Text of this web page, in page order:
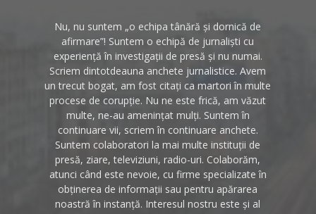
Nu, nu suntem „o echipa tânără și dornică de
afirmare”! Suntem o echipă de jurnaliști cu
experiență în investigații de presă și nu numai.
Scriem dintotdeauna anchete jurnalistice. Avem
un trecut bogat, am fost citați ca martori în multe
procese de corupție. Nu ne este frică, am văzut
multe, ne-au amenințat mulți. Suntem în
continuare vii, scriem în continuare anchete.
Suntem colaboratori la mai multe instituții de
presă, ziare, televiziuni, radio-uri. Colaborăm,
atunci când este nevoie, cu firme specializate în
obținerea de informații sau pentru apărarea
noastră în instanță. Interesul nostru este și al